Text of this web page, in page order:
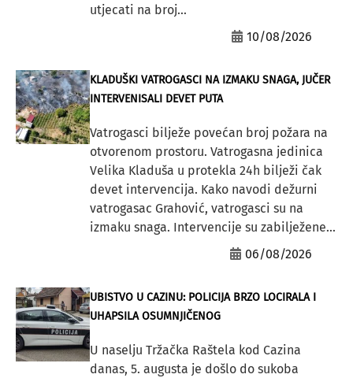
utjecati na broj...
10/08/2026
KLADUŠKI VATROGASCI NA IZMAKU SNAGA, JUČER
INTERVENISALI DEVET PUTA
Vatrogasci bilježe povećan broj požara na
otvorenom prostoru. Vatrogasna jedinica
Velika Kladuša u protekla 24h bilježi čak
devet intervencija. Kako navodi dežurni
vatrogasac Grahović, vatrogasci su na
izmaku snaga. Intervencije su zabilježene...
06/08/2026
UBISTVO U CAZINU: POLICIJA BRZO LOCIRALA I
UHAPSILA OSUMNJIČENOG
U naselju Tržačka Raštela kod Cazina
danas, 5. augusta je došlo do sukoba